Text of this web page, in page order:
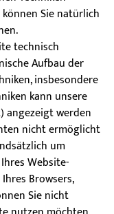
Sie natürlich
technisch
Aufbau der
insbesondere
kann unsere
angezeigt werden
nicht ermöglicht
um
Website-
Browsers,
Sie nicht